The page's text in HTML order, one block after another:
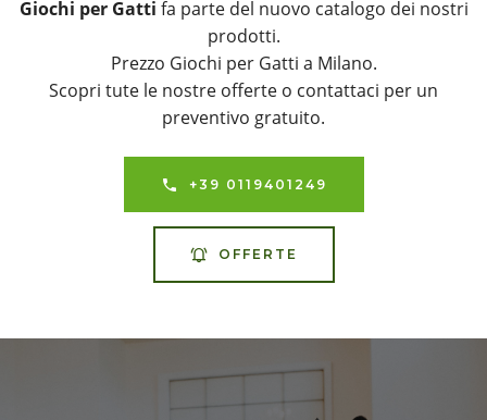
Giochi per Gatti fa parte del nuovo catalogo dei nostri
prodotti.
Prezzo Giochi per Gatti a Milano.
Scopri tute le nostre offerte o contattaci per un
preventivo gratuito.
+39 0119401249
OFFERTE